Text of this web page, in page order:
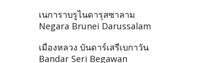
เนการาบรูไนดารุสซาลาม
Negara Brunei Darussalam
เมืองหลวง บันดาร์เสรีเบกาวัน
Bandar Seri Begawan